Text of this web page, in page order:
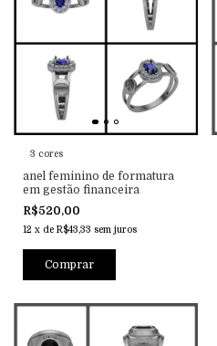
3 cores
anel feminino de formatura
em gestão financeira
R$520,00
12 x de R$43,33 sem juros
Comprar